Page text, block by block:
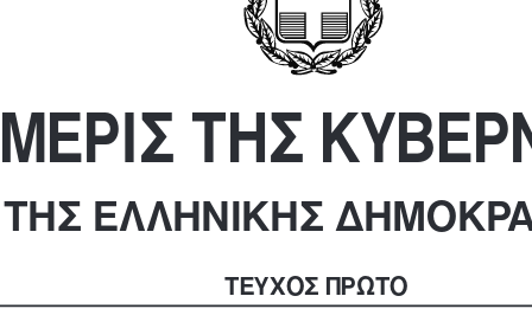
ΤΗΣ
ΤΗΣ ΕΛΛΗΝΙΚΗΣ
ΤΕΥΧΟΣ ΠΡΩΤΟ